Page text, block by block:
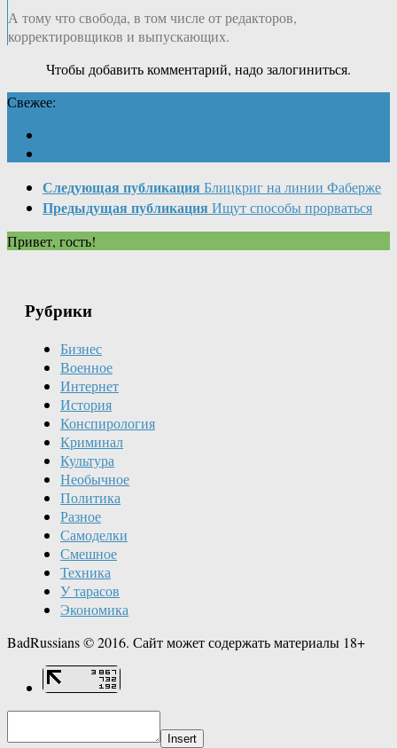
А тому что свобода, в том числе от редакторов,
корректировщиков и выпускающих.
Чтобы добавить комментарий, надо залогиниться.
Свежее:
Следующая публикация Блицкриг на линии Фаберже
Предыдущая публикация Ищут способы прорваться
Привет, гость!
Рубрики
Бизнес
Военное
Интернет
История
Конспирология
Криминал
Культура
Необычное
Политика
Разное
Самоделки
Смешное
Техника
У тарасов
Экономика
BadRussians © 2016. Сайт может содержать материалы 18+
Insert